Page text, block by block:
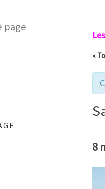
«
8
page